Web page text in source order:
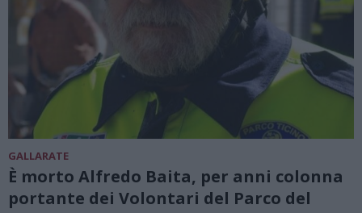
GALLARATE
È morto Alfredo Baita, per anni colonna
portante dei Volontari del Parco del